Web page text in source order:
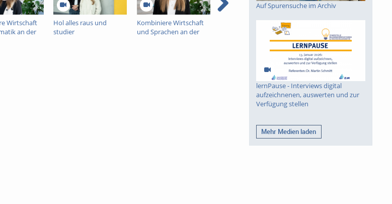
Wirtschaft
an der
Hol alles raus und
studier
Kombiniere Wirtschaft
und Sprachen an der
UPBmeetsOsterlauf
3 Gründe für den Master
Anteilsfach
Management_Fahr
Auf Spurensuche im Archiv
lernPause - Interviews digital
aufzeichnenen, auswerten und zur
Verfügung stellen
Mehr Medien laden